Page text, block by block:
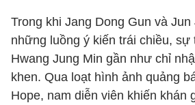
Trong khi Jang Dong Gun và Jun
những luồng ý kiến trái chiều, sự
Hwang Jung Min gần như chỉ
khen. Qua loạt hình ảnh quảng
Hope, nam diễn viên khiến khán